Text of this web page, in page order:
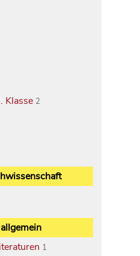
Klasse 2
1